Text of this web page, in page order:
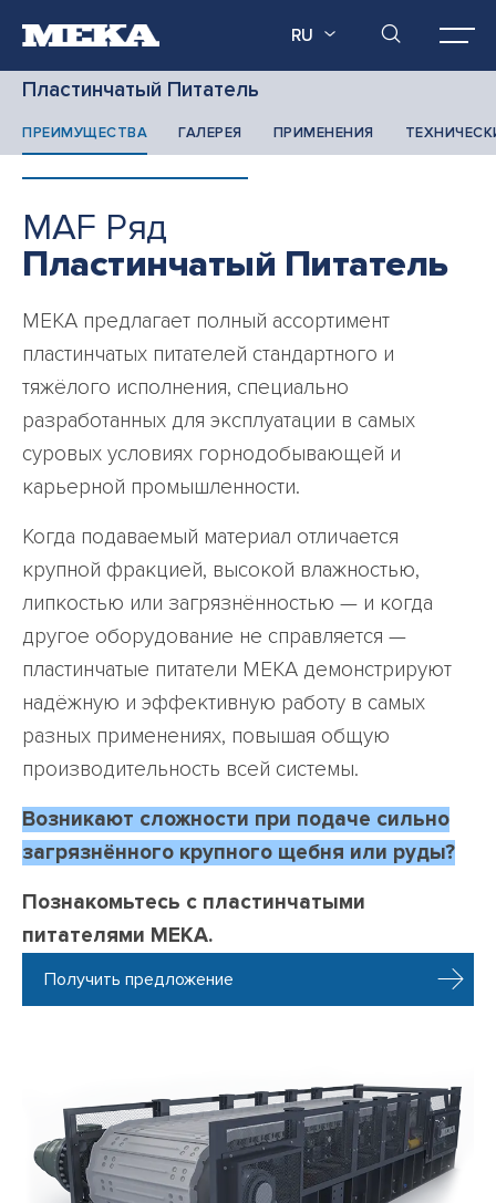
RU
Пластинчатый Питатель
ПРЕИМУЩЕСТВА ГАЛЕРЕЯ ПРИМЕНЕНИЯ
MAF Ряд
Пластинчатый Питатель
MEKA предлагает полный ассортимент
пластинчатых питателей стандартного и
тяжёлого исполнения, специально
разработанных для эксплуатации в самых
суровых условиях горнодобывающей и
карьерной промышленности.
Когда подаваемый материал отличается
крупной фракцией, высокой влажностью,
липкостью или загрязнённостью — и когда
другое оборудование не справляется —
пластинчатые питатели MEKA демонстрируют
надёжную и эффективную работу в самых
разных применениях, повышая общую
производительность всей системы.
Возникают сложности при подаче сильно
загрязнённого крупного щебня или руды?
Познакомьтесь с пластинчатыми
питателями MEKA.
Получить предложение